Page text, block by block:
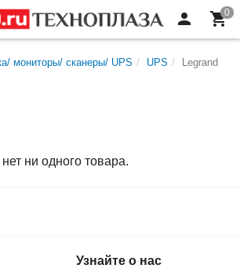
мониторы/ сканеры/ UPS UPS Legrand
ни одного товара.
Узнайте о нас